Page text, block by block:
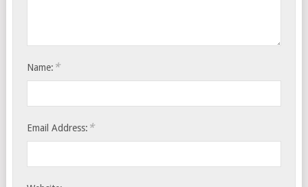
Name: *
Email Address: *